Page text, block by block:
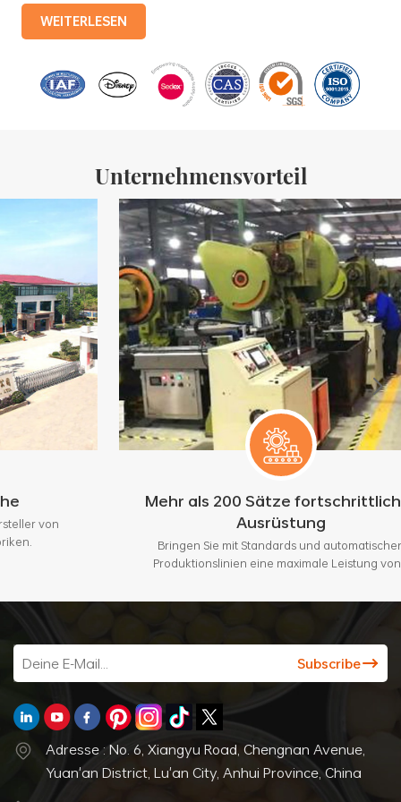
Produktionslinien mit einer monatlichen Produktion von 3,5
Millionen Eisenkisten. Zu den Produkten des Unternehmens
Werbegeschenkdosen und Weißblechschalen usw.
Standardisierte Produktionslinien und 15 vollautomatische
WEITERLESEN
Unternehmensvorteil
Mehr als 200 Sätze fortschrittlicher
Ausrüstung
Bringen Sie mit Standards und automatischen
Produktionslinien eine maximale Leistung von 3
Adresse : No. 6, Xiangyu Road, Chengnan Avenue,
Yuan'an District, Lu'an City, Anhui Province, China